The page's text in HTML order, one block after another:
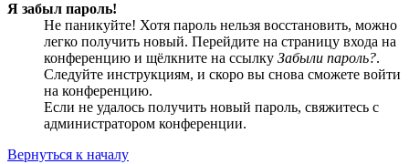
Я забыл пароль!
Не паникуйте! Хотя пароль нельзя восстановить, можно
легко получить новый. Перейдите на страницу входа на
конференцию и щёлкните на ссылку Забыли пароль?.
Следуйте инструкциям, и скоро вы снова сможете войти
на конференцию.
Если не удалось получить новый пароль, свяжитесь с
администратором конференции.
Вернуться к началу